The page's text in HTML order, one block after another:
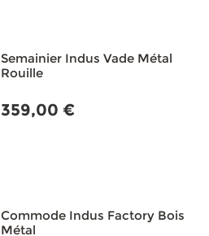
Semainier Indus Vade Métal
Rouille
359,00 €
Commode Indus Factory Bois
Métal